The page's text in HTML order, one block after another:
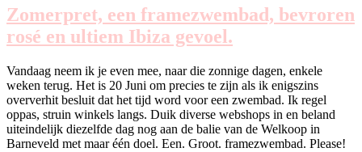
Zomerpret, een framezwembad, bevroren
rosé en ultiem Ibiza gevoel.
Vandaag neem ik je even mee, naar die zonnige dagen, enkele
weken terug. Het is 20 Juni om precies te zijn als ik enigszins
oververhit besluit dat het tijd word voor een zwembad. Ik regel
oppas, struin winkels langs. Duik diverse webshops in en beland
uiteindelijk diezelfde dag nog aan de balie van de Welkoop in
Barneveld met maar één doel. Een. Groot. framezwembad. Please!